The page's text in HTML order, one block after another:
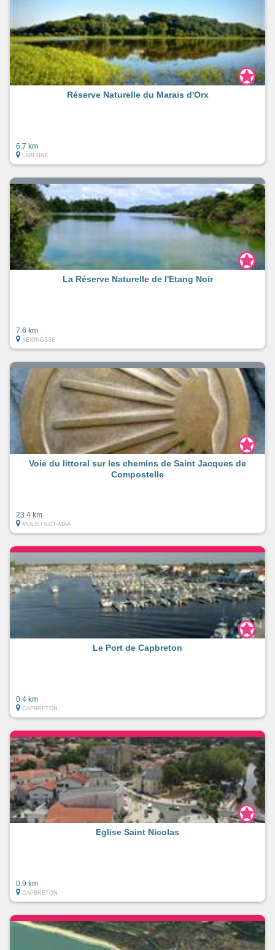
Réserve Naturelle du Marais d'Orx
6.7 km
LABENNE
La Réserve Naturelle de l'Etang Noir
7.6 km
SEIGNOSSE
Voie du littoral sur les chemins de Saint Jacques de
Compostelle
23.4 km
MOLIETS-ET-MAA
Le Port de Capbreton
0.4 km
CAPBRETON
Eglise Saint Nicolas
0.9 km
CAPBRETON